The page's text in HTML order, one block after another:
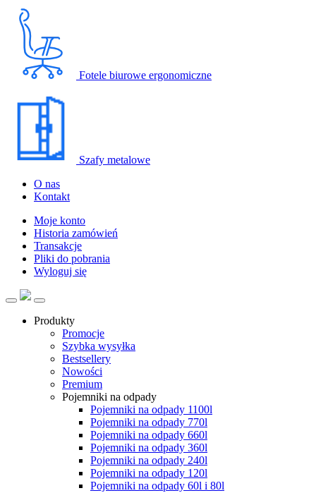
Fotele biurowe ergonomiczne
Szafy metalowe
O nas
Kontakt
Moje konto
Historia zamówień
Transakcje
Pliki do pobrania
Wyloguj się
Produkty
Promocje
Szybka wysyłka
Bestsellery
Nowości
Premium
Pojemniki na odpady
Pojemniki na odpady 1100l
Pojemniki na odpady 770l
Pojemniki na odpady 660l
Pojemniki na odpady 360l
Pojemniki na odpady 240l
Pojemniki na odpady 120l
Pojemniki na odpady 60l i 80l